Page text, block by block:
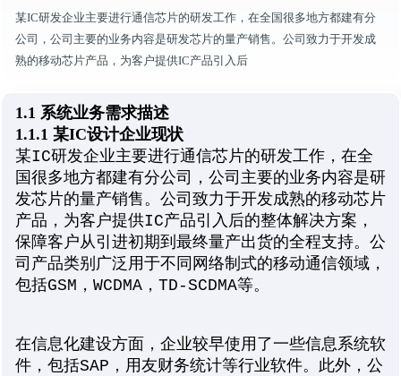
某IC研发企业主要进行通信芯片的研发工作，在全国很多地方都建有分
公司，公司主要的业务内容是研发芯片的量产销售。公司致力于开发成
熟的移动芯片产品，为客户提供IC产品引入后
1.1 系统业务需求描述
1.1.1 某IC设计企业现状
某IC研发企业主要进行通信芯片的研发工作，在全
国很多地方都建有分公司，公司主要的业务内容是研
发芯片的量产销售。公司致力于开发成熟的移动芯片
产品，为客户提供IC产品引入后的整体解决方案，
保障客户从引进初期到最终量产出货的全程支持。公
司产品类别广泛用于不同网络制式的移动通信领域，
包括GSM，WCDMA，TD-SCDMA等。
在信息化建设方面，企业较早使用了一些信息系统软
件，包括SAP，用友财务统计等行业软件。此外，公